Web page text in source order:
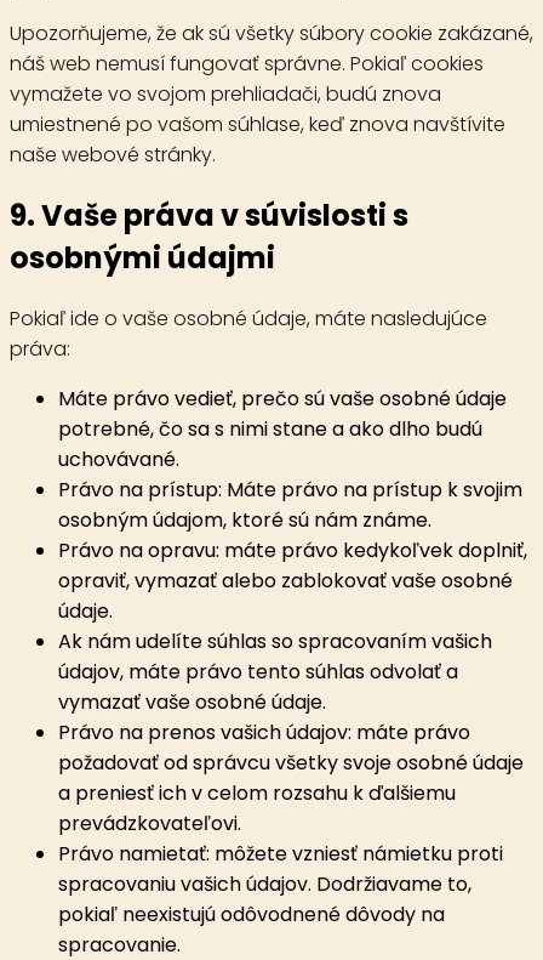
Upozorňujeme, že ak sú všetky súbory cookie zakázané,
náš web nemusí fungovať správne. Pokiaľ cookies
vymažete vo svojom prehliadači, budú znova
umiestnené po vašom súhlase, keď znova navštívite
naše webové stránky.
9. Vaše práva v súvislosti s
osobnými údajmi
Pokiaľ ide o vaše osobné údaje, máte nasledujúce
práva:
Máte právo vedieť, prečo sú vaše osobné údaje
potrebné, čo sa s nimi stane a ako dlho budú
uchovávané.
Právo na prístup: Máte právo na prístup k svojim
osobným údajom, ktoré sú nám známe.
Právo na opravu: máte právo kedykoľvek doplniť,
opraviť, vymazať alebo zablokovať vaše osobné
údaje.
Ak nám udelíte súhlas so spracovaním vašich
údajov, máte právo tento súhlas odvolať a
vymazať vaše osobné údaje.
Právo na prenos vašich údajov: máte právo
požadovať od správcu všetky svoje osobné údaje
a preniesť ich v celom rozsahu k ďalšiemu
prevádzkovateľovi.
Právo namietať: môžete vzniesť námietku proti
spracovaniu vašich údajov. Dodržiavame to,
pokiaľ neexistujú odôvodnené dôvody na
spracovanie.